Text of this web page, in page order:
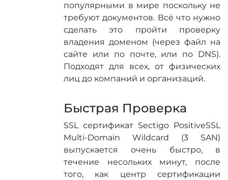
популярными в мире поскольку не
требуют документов. Всё что нужно
сделать это пройти проверку
владения доменом (через файл на
сайте или по почте, или по DNS).
Подходят для всех, от физических
лиц до компаний и организаций.
Быстрая Проверка
SSL сертификат Sectigo PositiveSSL
Multi-Domain Wildcard (3 SAN)
выпускается очень быстро, в
течение несольких минут, после
того, как центр сертификации